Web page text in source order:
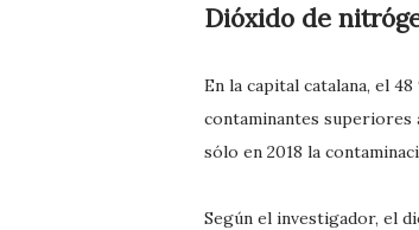
Dióxido de
En la capital catalana, el
contaminantes superiores
sólo en 2018 la
Según el investigador, el